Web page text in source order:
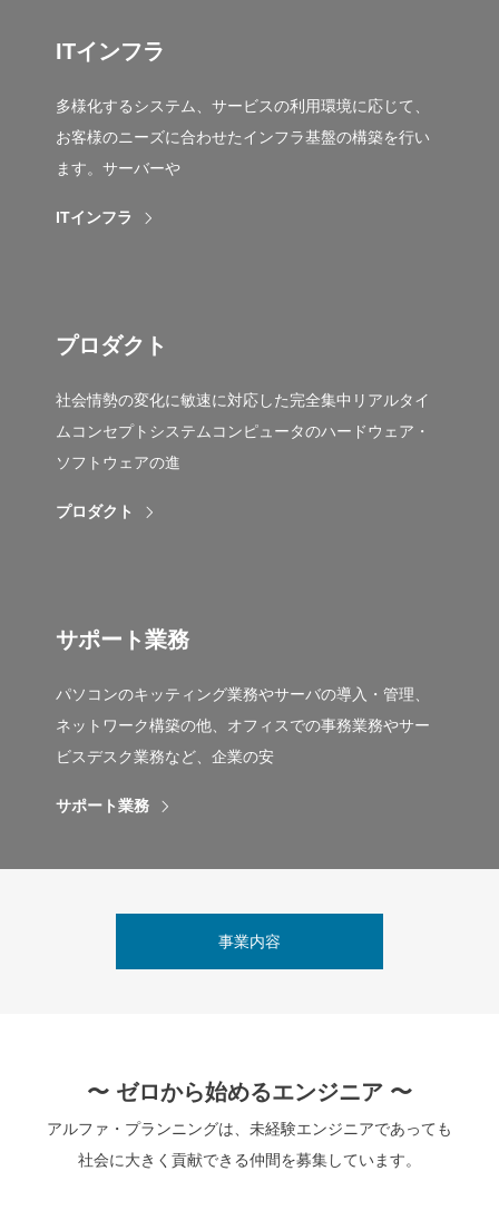
ITインフラ
多様化するシステム、サービスの利用環境に応じて、
お客様のニーズに合わせたインフラ基盤の構築を行い
ます。サーバーや
ITインフラ
プロダクト
社会情勢の変化に敏速に対応した完全集中リアルタイ
ムコンセプトシステムコンピュータのハードウェア・
ソフトウェアの進
プロダクト
サポート業務
パソコンのキッティング業務やサーバの導入・管理、
ネットワーク構築の他、オフィスでの事務業務やサー
ビスデスク業務など、企業の安
サポート業務
事業内容
〜 ゼロから始めるエンジニア 〜
アルファ・プランニングは、未経験エンジニアであっても
社会に大きく貢献できる仲間を募集しています。